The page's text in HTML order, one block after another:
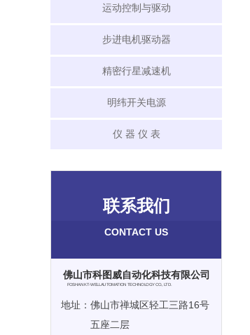
运动控制与驱动
步进电机驱动器
精密行星减速机
明纬开关电源
仪 器 仪 表
联系我们
CONTACT US
佛山市科图威自动化科技有限公司
FOSHAN KT-WELLAUTOMATION TECHNOLOGY CO., LTD.
地址：佛山市禅城区轻工三路16号
五座二层